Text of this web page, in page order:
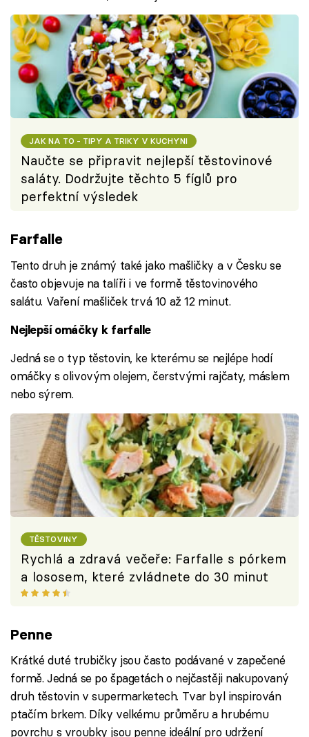
JAK NA TO - TIPY A TRIKY V KUCHYNI
Naučte se připravit nejlepší těstovinové
saláty. Dodržujte těchto 5 fíglů pro
perfektní výsledek
Farfalle
Tento druh je známý také jako mašličky a v Česku se
často objevuje na talíři i ve formě těstovinového
salátu. Vaření mašliček trvá 10 až 12 minut.
Nejlepší omáčky k farfalle
Jedná se o typ těstovin, ke kterému se nejlépe hodí
omáčky s olivovým olejem, čerstvými rajčaty, máslem
nebo sýrem.
TĚSTOVINY
Rychlá a zdravá večeře: Farfalle s pórkem
a lososem, které zvládnete do 30 minut
Penne
Krátké duté trubičky jsou často podávané v zapečené
formě. Jedná se po špagetách o nejčastěji nakupovaný
druh těstovin v supermarketech. Tvar byl inspirován
ptačím brkem. Díky velkému průměru a hrubému
povrchu s vroubky jsou penne ideální pro udržení